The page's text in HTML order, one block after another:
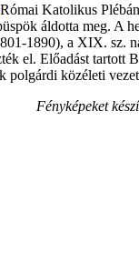
Római Katolikus
áldotta meg. A
1890), a XIX. sz.
el. Előadást tartott
polgárdi közéleti
Fényképeket